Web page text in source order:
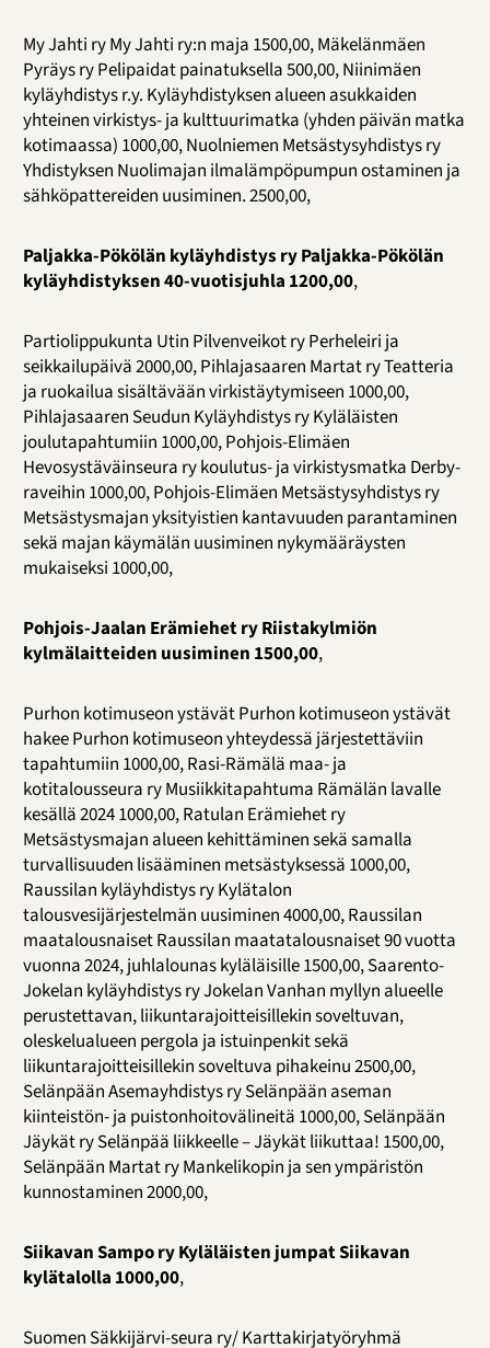
My Jahti ry My Jahti ry:n maja 1500,00, Mäkelänmäen
Pyräys ry Pelipaidat painatuksella 500,00, Niinimäen
kyläyhdistys r.y. Kyläyhdistyksen alueen asukkaiden
yhteinen virkistys- ja kulttuurimatka (yhden päivän matka
kotimaassa) 1000,00, Nuolniemen Metsästysyhdistys ry
Yhdistyksen Nuolimajan ilmalämpöpumpun ostaminen ja
sähköpattereiden uusiminen. 2500,00,
Paljakka-Pökölän kyläyhdistys ry Paljakka-Pökölän
kyläyhdistyksen 40-vuotisjuhla 1200,00,
Partiolippukunta Utin Pilvenveikot ry Perheleiri ja
seikkailupäivä 2000,00, Pihlajasaaren Martat ry Teatteria
ja ruokailua sisältävään virkistäytymiseen 1000,00,
Pihlajasaaren Seudun Kyläyhdistys ry Kyläläisten
joulutapahtumiin 1000,00, Pohjois-Elimäen
Hevosystäväinseura ry koulutus- ja virkistysmatka Derby-
raveihin 1000,00, Pohjois-Elimäen Metsästysyhdistys ry
Metsästysmajan yksityistien kantavuuden parantaminen
sekä majan käymälän uusiminen nykymääräysten
mukaiseksi 1000,00,
Pohjois-Jaalan Erämiehet ry Riistakylmiön
kylmälaitteiden uusiminen 1500,00,
Purhon kotimuseon ystävät Purhon kotimuseon ystävät
hakee Purhon kotimuseon yhteydessä järjestettäviin
tapahtumiin 1000,00, Rasi-Rämälä maa- ja
kotitalousseura ry Musiikkitapahtuma Rämälän lavalle
kesällä 2024 1000,00, Ratulan Erämiehet ry
Metsästysmajan alueen kehittäminen sekä samalla
turvallisuuden lisääminen metsästyksessä 1000,00,
Raussilan kyläyhdistys ry Kylätalon
talousvesijärjestelmän uusiminen 4000,00, Raussilan
maatalousnaiset Raussilan maatatalousnaiset 90 vuotta
vuonna 2024, juhlalounas kyläläisille 1500,00, Saarento-
Jokelan kyläyhdistys ry Jokelan Vanhan myllyn alueelle
perustettavan, liikuntarajoitteisillekin soveltuvan,
oleskelualueen pergola ja istuinpenkit sekä
liikuntarajoitteisillekin soveltuva pihakeinu 2500,00,
Selänpään Asemayhdistys ry Selänpään aseman
kiinteistön- ja puistonhoitovälineitä 1000,00, Selänpään
Jäykät ry Selänpää liikkeelle – Jäykät liikuttaa! 1500,00,
Selänpään Martat ry Mankelikopin ja sen ympäristön
kunnostaminen 2000,00,
Siikavan Sampo ry Kyläläisten jumpat Siikavan
kylätalolla 1000,00,
Suomen Säkkijärvi-seura ry/ Karttakirjatyöryhmä